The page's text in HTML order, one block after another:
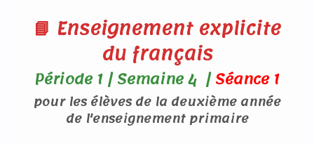
📘 Enseignement explicite
du français
Période 1 | Semaine 4 |Séance 1
pour les élèves de la deuxième année
de l'enseignement primaire